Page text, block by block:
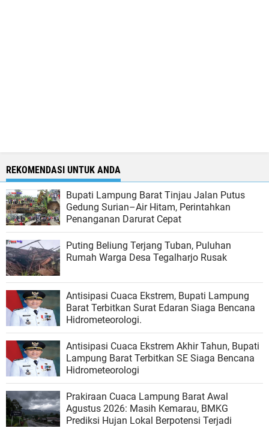
REKOMENDASI UNTUK ANDA
Bupati Lampung Barat Tinjau Jalan Putus
Gedung Surian–Air Hitam, Perintahkan
Penanganan Darurat Cepat
Puting Beliung Terjang Tuban, Puluhan
Rumah Warga Desa Tegalharjo Rusak
Antisipasi Cuaca Ekstrem, Bupati Lampung
Barat Terbitkan Surat Edaran Siaga Bencana
Hidrometeorologi.
Antisipasi Cuaca Ekstrem Akhir Tahun, Bupati
Lampung Barat Terbitkan SE Siaga Bencana
Hidrometeorologi
Prakiraan Cuaca Lampung Barat Awal
Agustus 2026: Masih Kemarau, BMKG
Prediksi Hujan Lokal Berpotensi Terjadi